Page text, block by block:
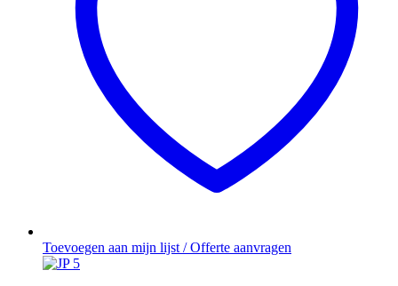
Toevoegen aan mijn lijst / Offerte aanvragen